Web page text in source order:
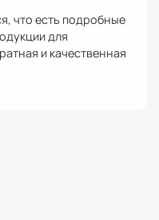
что есть подробные
для
и качественная